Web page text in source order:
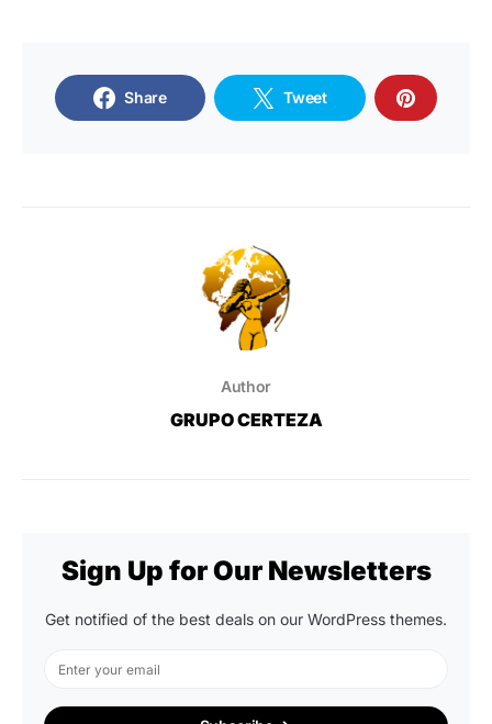
Share Tweet
Author
GRUPO CERTEZA
Sign Up for Our Newsletters
Get notified of the best deals on our WordPress themes.